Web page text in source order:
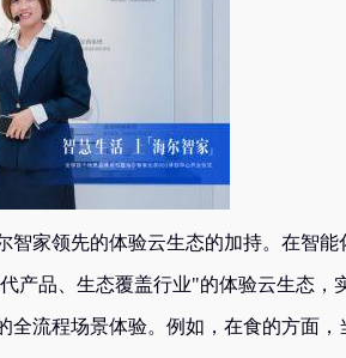
家领先的体验云生态的加持。在智能
产品、生态覆盖行业"的体验云生态，
流程场景体验。例如，在食的方面，